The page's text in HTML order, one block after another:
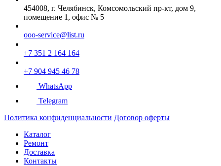
454008, г. Челябинск, Комсомольский пр-кт, дом 9,
помещение 1, офис № 5
ooo-service@list.ru
+7 351 2 164 164
+7 904 945 46 78
WhatsApp
Telegram
Политика конфиденциальности Договор оферты
Каталог
Ремонт
Доставка
Контакты